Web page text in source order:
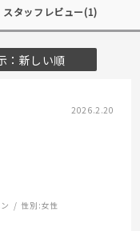
スタッフレビュー(1)
：新しい順
2026.2.20
性別:女性